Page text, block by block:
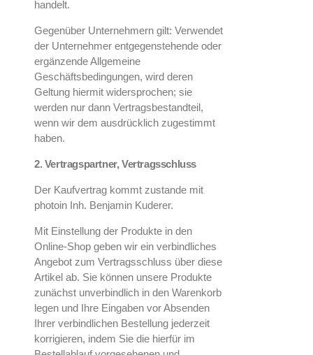
handelt.
Gegenüber Unternehmern gilt: Verwendet
der Unternehmer entgegenstehende oder
ergänzende Allgemeine
Geschäftsbedingungen, wird deren
Geltung hiermit widersprochen; sie
werden nur dann Vertragsbestandteil,
wenn wir dem ausdrücklich zugestimmt
haben.
2. Vertragspartner, Vertragsschluss
Der Kaufvertrag kommt zustande mit
photoin Inh. Benjamin Kuderer.
Mit Einstellung der Produkte in den
Online-Shop geben wir ein verbindliches
Angebot zum Vertragsschluss über diese
Artikel ab. Sie können unsere Produkte
zunächst unverbindlich in den Warenkorb
legen und Ihre Eingaben vor Absenden
Ihrer verbindlichen Bestellung jederzeit
korrigieren, indem Sie die hierfür im